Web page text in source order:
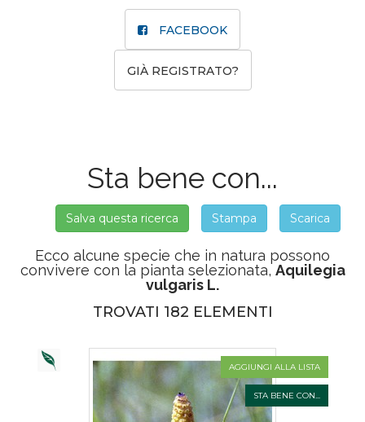
FACEBOOK
GIÀ REGISTRATO?
Sta bene con...
Scarica
Stampa
Salva questa ricerca
Ecco alcune specie che in natura possono
convivere con la pianta selezionata, Aquilegia
vulgaris L.
TROVATI 182 ELEMENTI
AGGIUNGI ALLA LISTA
STA BENE CON...